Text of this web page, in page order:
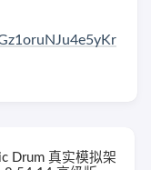
Drum 真实模拟架